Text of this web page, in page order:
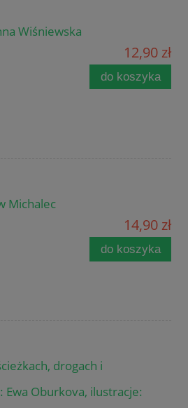
Wiśniewska
12,90 zł
do koszyka
Michalec
14,90 zł
do koszyka
drogach i
Oburkova, ilustracje: